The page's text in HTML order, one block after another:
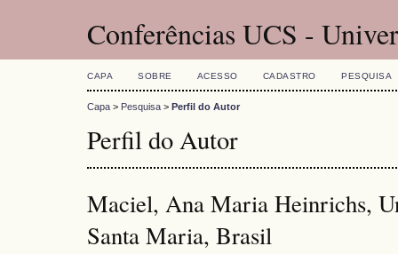
Conferências UCS -
CAPA SOBRE ACESSO CADASTRO PESQUISA
Capa > Pesquisa > Perfil do Autor
Perfil do Autor
Maciel, Ana Maria Heinrichs,
Santa Maria, Brasil